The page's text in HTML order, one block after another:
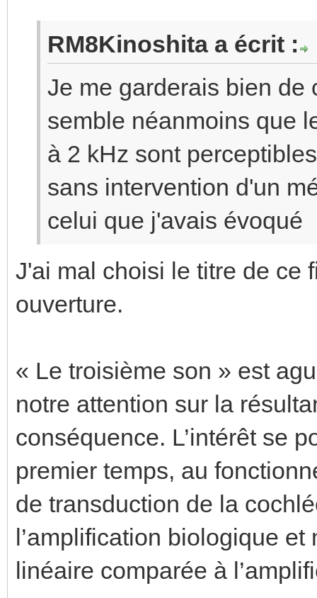
RM8Kinoshita a écrit :
Je me garderais bien de
semble néanmoins que
à 2 kHz sont
sans intervention d'un
celui que j'avais évoqué
J'ai mal choisi le titre de ce
ouverture.
« Le troisième son » est
notre attention sur la
conséquence. L’intérêt se
premier temps, au
de transduction de la
l’amplification biologique et
linéaire comparée à